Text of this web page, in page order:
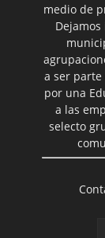
medio de
a ser
por una
a las
selecto